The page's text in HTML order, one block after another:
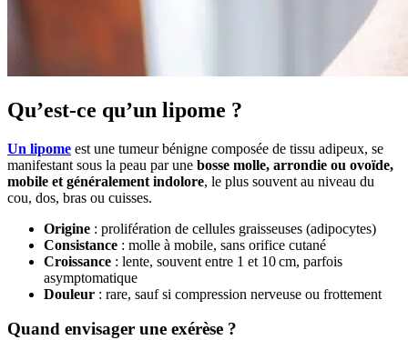
Qu’est-ce qu’un lipome ?
Un lipome est une tumeur bénigne composée de tissu adipeux, se
manifestant sous la peau par une bosse molle, arrondie ou ovoïde,
mobile et généralement indolore, le plus souvent au niveau du
cou, dos, bras ou cuisses.
Origine : prolifération de cellules graisseuses (adipocytes)
Consistance : molle à mobile, sans orifice cutané
Croissance : lente, souvent entre 1 et 10 cm, parfois
asymptomatique
Douleur : rare, sauf si compression nerveuse ou frottement
Quand envisager une exérèse ?